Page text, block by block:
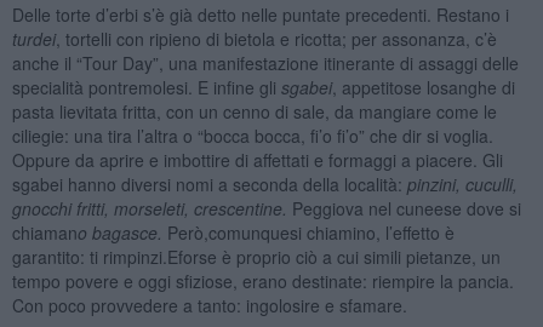
Delle torte d’erbi s’è già detto nelle puntate precedenti. Restano i
turdei, tortelli con ripieno di bietola e ricotta; per assonanza, c’è
anche il “Tour Day”, una manifestazione itinerante di assaggi delle
specialità pontremolesi. E infine gli sgabei, appetitose losanghe di
pasta lievitata fritta, con un cenno di sale, da mangiare come le
ciliegie: una tira l’altra o “bocca bocca, fi’o fi’o” che dir si voglia.
Oppure da aprire e imbottire di affettati e formaggi a piacere. Gli
sgabei hanno diversi nomi a seconda della località: pinzini, cuculli,
gnocchi fritti, morseleti, crescentine. Peggiova nel cuneese dove si
chiamano bagasce. Però,comunquesi chiamino, l’effetto è
garantito: ti rimpinzi.Eforse è proprio ciò a cui simili pietanze, un
tempo povere e oggi sfiziose, erano destinate: riempire la pancia.
Con poco provvedere a tanto: ingolosire e sfamare.